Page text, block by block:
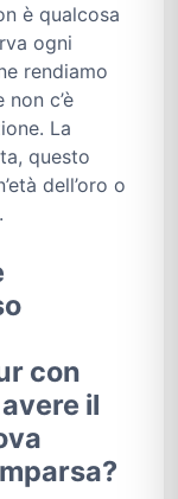
è qualcosa
ogni
rendiamo
c’è
La
questo
dell’oro o
con
il